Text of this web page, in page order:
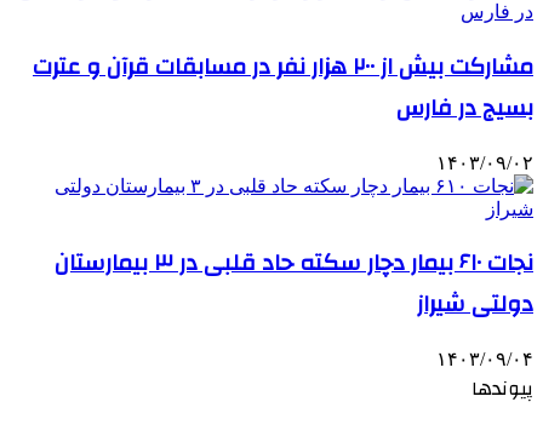
مشارکت بیش از ۲۰۰ هزار نفر در مسابقات قرآن و عترت
بسیج در فارس
۱۴۰۳/۰۹/۰۲
نجات ۶۱۰ بیمار دچار سکته حاد قلبی در ۳ بیمارستان
دولتی شیراز
۱۴۰۳/۰۹/۰۴
پیوندها